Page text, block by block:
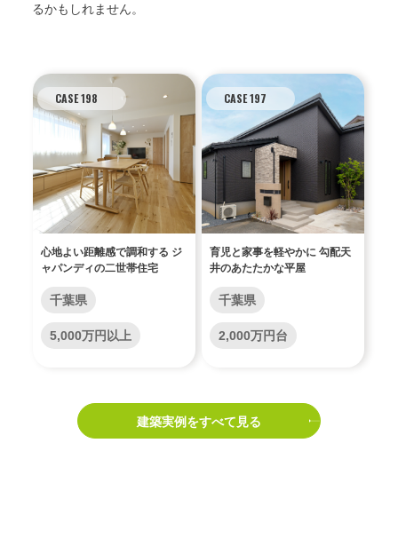
るかもしれません。
CASE 198
心地よい距離感で調和する ジ
ャパンディの二世帯住宅
千葉県
5,000万円以上
CASE 197
育児と家事を軽やかに 勾配天
井のあたたかな平屋
千葉県
2,000万円台
建築実例をすべて見る